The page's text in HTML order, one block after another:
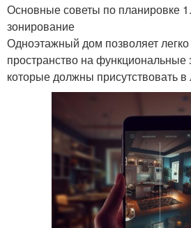
Основные советы по планировке
зонирование
Одноэтажный дом позволяет легко
пространство на
которые должны присутствовать